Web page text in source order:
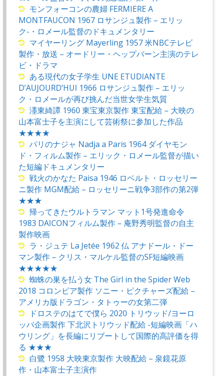
モンフォーコンの農婦 FERMIERE A
MONTFAUCON 1967 ロサンジュ製作 – エリッ
ク-・ロメール監督のドキュメンタリー
マイヤーリング Mayerling 1957 米NBCテレビ
製作・放送 – オードリー・ヘップバーン主演のテレ
ビ・ドラマ
ある現代の女子学生 UNE ETUDIANTE
D’AUJOURD’HUI 1966 ロサンジュ製作 – エリッ
ク・ロメールが再び挑んだ当世女学生気質
濹東綺譚 1960 東宝東京製作 東宝配給 – 大映の
山本富士子を主演にして芸術祭に参加した作品
★★★★
パリのナジャ Nadja a Paris 1964 ダイヤモン
ド・フィルム製作 – エリック・ロメール監督が描い
た短編ドキュメンタリー
戦火のかなた Paisa 1946 ロベルト・ロッセリー
ニ製作 MGM配給 – ロッセリーニ戦争3部作の第2弾
★★★
帰ってきたウルトラマン マット1号発進命令
1983 DAICONフィルム製作 – 庵野秀明監督の自主
製作映画
ラ・ジュテ La Jetée 1962 仏 アナドール・ドー
マン製作 – クリス・マルケル監督のSF短編映画
★★★★★
蜘蛛の巣を払う女 The Girl in the Spider Web
2018 コロンビア製作 ソニー・ピクチャーズ配給 –
アメリカ版ドラゴン・タトゥーの女第二弾
ドロステのはてで僕ら 2020 トリウッド/ヨーロ
ッパ企画製作 下北沢トリウッド配給 -短編映画「ハ
ウリング」を長編にリブートして国際的高評価を得
る ★★★
白鷺 1958 大映東京製作 大映配給 – 泉鏡花原
作・山本富士子主演作